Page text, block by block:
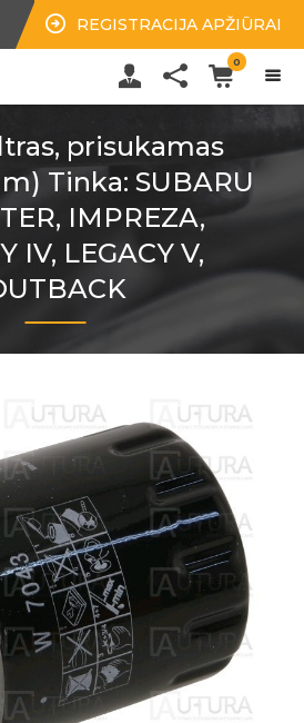
REGISTRACIJA APŽIŪRAI
0
prisukamas
Tinka: SUBARU
IMPREZA,
IV, LEGACY V,